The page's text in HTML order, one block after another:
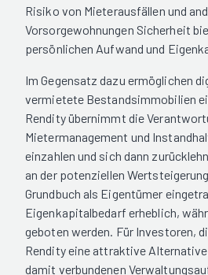
Risiko von Mieterausfällen und
Vorsorgewohnungen Sicherheit
persönlichen Aufwand und
Im Gegensatz dazu ermöglichen
vermietete Bestandsimmobilien
Rendity übernimmt die
Mietermanagement und
einzahlen und sich dann
an der potenziellen
Grundbuch als Eigentümer
Eigenkapitalbedarf erheblich,
geboten werden. Für Investoren,
Rendity eine attraktive
damit verbundenen